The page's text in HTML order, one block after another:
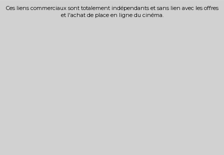
Ces liens commerciaux sont totalement indépendants et sans lien avec les offres
et l'achat de place en ligne du cinéma.